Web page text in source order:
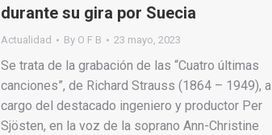
durante su gira por Suecia
Actualidad By O F B 23 mayo, 2023
Se trata de la grabación de las “Cuatro últimas
canciones”, de Richard Strauss (1864 – 1949), a
cargo del destacado ingeniero y productor Per
Sjösten, en la voz de la soprano Ann-Christine